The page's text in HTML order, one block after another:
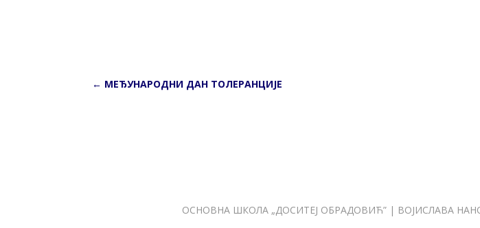
← МЕЂУНАРОДНИ ДАН ТОЛЕРАНЦИЈЕ
ОСНОВНА ШКОЛА „ДОСИТЕЈ ОБРАДОВИЋ” | ВОЈИСЛАВА